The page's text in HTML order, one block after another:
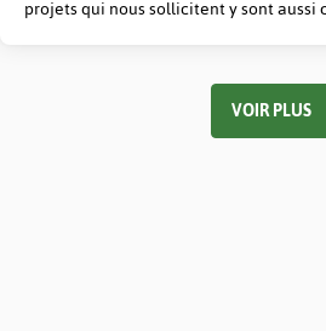
projets qui nous sollicitent y sont aussi
VOIR PLUS